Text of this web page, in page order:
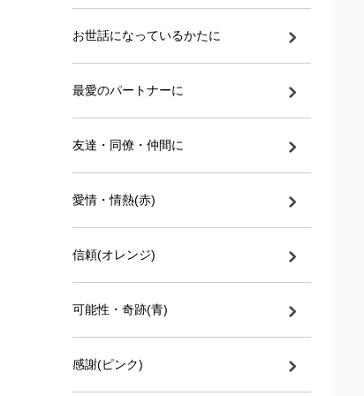
お世話になっているかたに
最愛のパートナーに
友達・同僚・仲間に
愛情・情熱(赤)
信頼(オレンジ)
可能性・奇跡(青)
感謝(ピンク)